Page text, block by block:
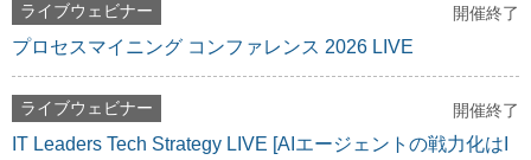
ライブウェビナー 開催終了
プロセスマイニング コンファレンス 2026 LIVE
ライブウェビナー 開催終了
IT Leaders Tech Strategy LIVE [AIエージェントの戦力化はI